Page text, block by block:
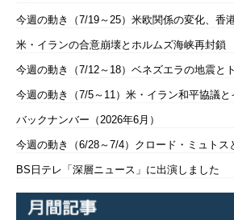
今週の動き（7/19～25）米欧関係の変化、香
米・イランの合意崩壊とホルムズ海峡再封鎖
今週の動き（7/12～18）ベネズエラの地震と
今週の動き（7/5～11）米・イラン和平協議と
バックナンバー（2026年6月）
今週の動き（6/28～7/4）クロード・ミュトス
BS日テレ「深層ニュース」に出演しました